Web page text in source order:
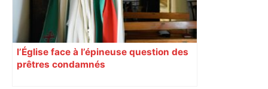
l’Église face à l’épineuse question des
prêtres condamnés